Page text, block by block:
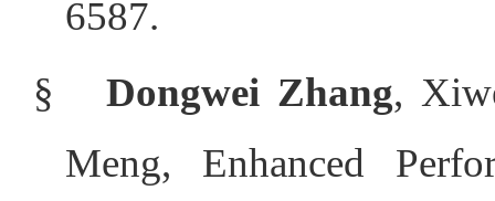
6587.
§
Dongwei Zhang,
Meng, Enhanced